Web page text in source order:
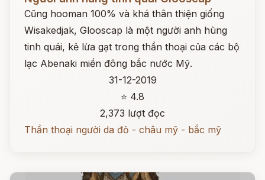
Cũng hooman 100% và khá thân thiện giống
Wisakedjak, Glooscap là một người anh hùng
tinh quái, kẻ lừa gạt trong thần thoại của các bộ
lạc Abenaki miền đông bắc nước Mỹ.
31-12-2019
⭐ 4.8
2,373 lượt đọc
Thần thoại người da đỏ - châu mỹ - bắc mỹ